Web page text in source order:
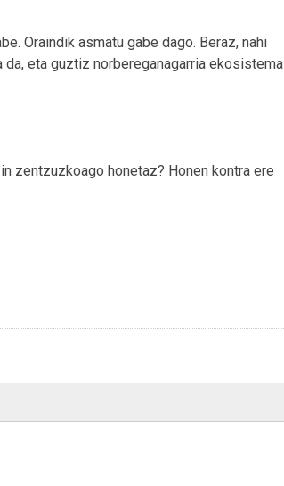
Oraindik asmatu gabe dago. Beraz, nahi
eta guztiz norbereganagarria ekosistema
zentzuzkoago honetaz? Honen kontra ere